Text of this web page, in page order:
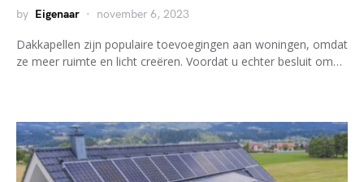
by Eigenaar november 6, 2023
Dakkapellen zijn populaire toevoegingen aan woningen, omdat
ze meer ruimte en licht creëren. Voordat u echter besluit om…